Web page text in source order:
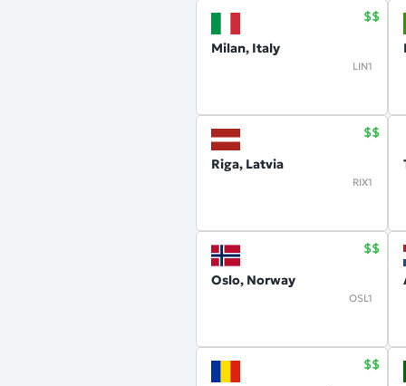
Milan, Italy
LIN1
Riga, Latvia
RIX1
Oslo, Norway
OSL1